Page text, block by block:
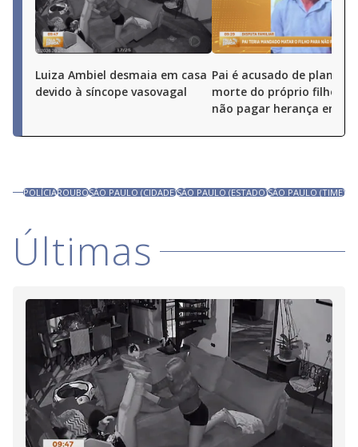
Luiza Ambiel desmaia em casa
devido à síncope vasovagal
Pai é acusado de planejar
morte do próprio filho
não pagar herança em
POLÍCIAROUBOSÃO PAULO (CIDADE)SÃO PAULO (ESTADO)SÃO PAULO (TIME)
Últimas